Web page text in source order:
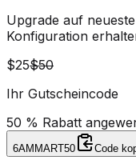
Upgrade auf
Konfiguration
$25$50
Ihr Gutscheincode
50 % Rabatt
6AMMART50 Code